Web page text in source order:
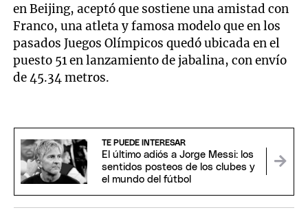
en Beijing, aceptó que sostiene una amistad con
Franco, una atleta y famosa modelo que en los
pasados Juegos Olímpicos quedó ubicada en el
puesto 51 en lanzamiento de jabalina, con envío
de 45.34 metros.
TE PUEDE INTERESAR
El último adiós a Jorge Messi: los
sentidos posteos de los clubes y
el mundo del fútbol